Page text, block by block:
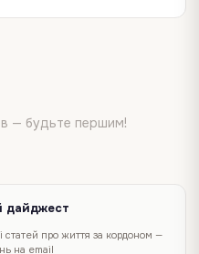
— будьте першим!
дайджест
про життя за кордоном —
на email